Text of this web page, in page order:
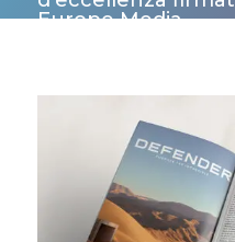
Europe Media